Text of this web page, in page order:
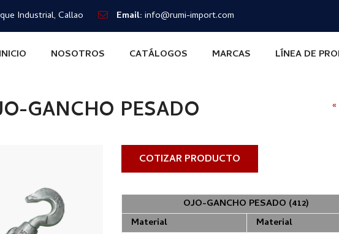
Industrial, Callao Email: info@rumi-import.com
INICIO NOSOTROS CATÁLOGOS MARCAS LÍNEA DE
GANCHO PESADO
COTIZAR PRODUCTO
OJO-GANCHO PESADO (412)
Material
Material